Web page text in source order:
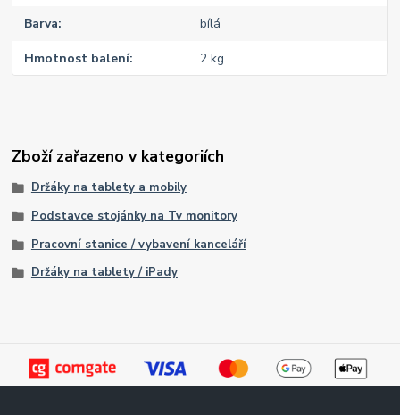
Barva bílá
Hmotnost balení 2 kg
Zboží zařazeno v kategoriích
Držáky na tablety a mobily
Podstavce stojánky na Tv monitory
Pracovní stanice / vybavení kanceláří
Držáky na tablety / iPady